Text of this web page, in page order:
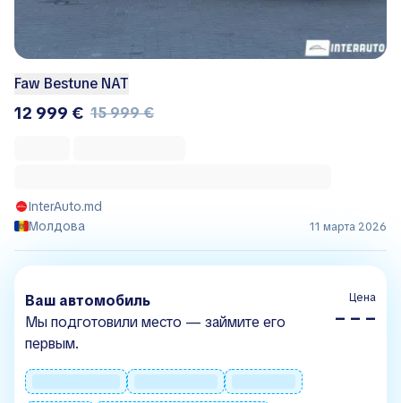
Faw Bestune NAT
12 999 € 15 999 €
InterAuto.md
Молдова
11 марта 2026
Ваш автомобиль
Мы подготовили место — займите его
первым.
Цена
– – –